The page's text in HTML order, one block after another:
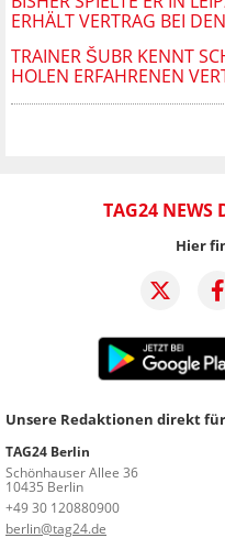
ERHÄLT VERTRAG BEI
TRAINER ŠUBR KENNT
HOLEN ERFAHRENEN
TAG24
Hier
Unsere Redaktionen direkt
TAG24 Berlin
Schönhauser Allee 36
10435 Berlin
+49 30 120880900
berlin@tag24.de